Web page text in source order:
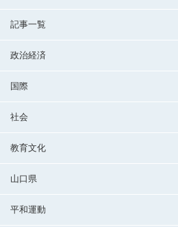
記事一覧
政治経済
国際
社会
教育文化
山口県
平和運動